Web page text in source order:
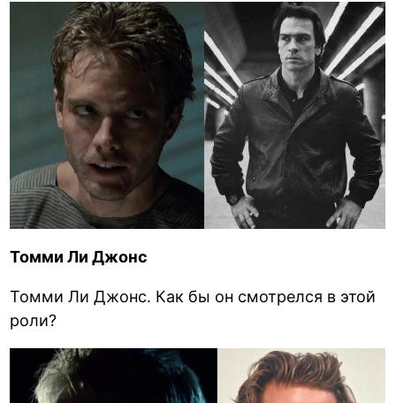
Томми Ли Джонс
Томми Ли Джонс. Как бы он смотрелся в этой
роли?